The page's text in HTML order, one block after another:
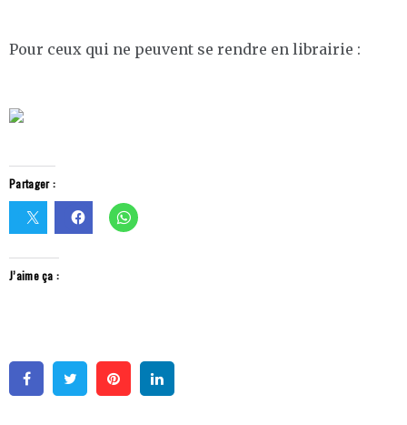
Pour ceux qui ne peuvent se rendre en librairie :
Partager :
J’aime ça :
FacebookTwitter Pinterest